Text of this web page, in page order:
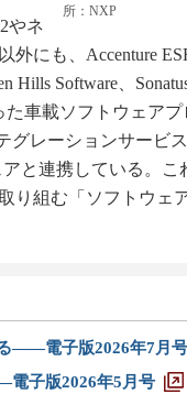
所：NXP
やネ
にも、Accenture
Software、
た車載ソフトウェア
グレーションサービ
と連携している。こ
り組む「ソフトウェ
――電子版2026年7月号
子版2026年5月号